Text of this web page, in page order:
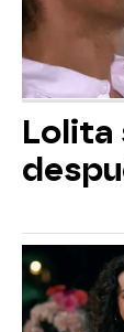
Lolita